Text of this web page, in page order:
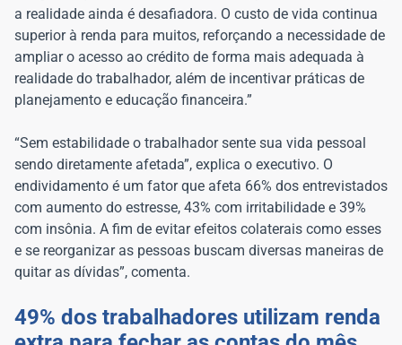
a realidade ainda é desafiadora. O custo de vida continua
superior à renda para muitos, reforçando a necessidade de
ampliar o acesso ao crédito de forma mais adequada à
realidade do trabalhador, além de incentivar práticas de
planejamento e educação financeira.”
“Sem estabilidade o trabalhador sente sua vida pessoal
sendo diretamente afetada”, explica o executivo. O
endividamento é um fator que afeta 66% dos entrevistados
com aumento do estresse, 43% com irritabilidade e 39%
com insônia. A fim de evitar efeitos colaterais como esses
e se reorganizar as pessoas buscam diversas maneiras de
quitar as dívidas”, comenta.
49% dos trabalhadores utilizam renda